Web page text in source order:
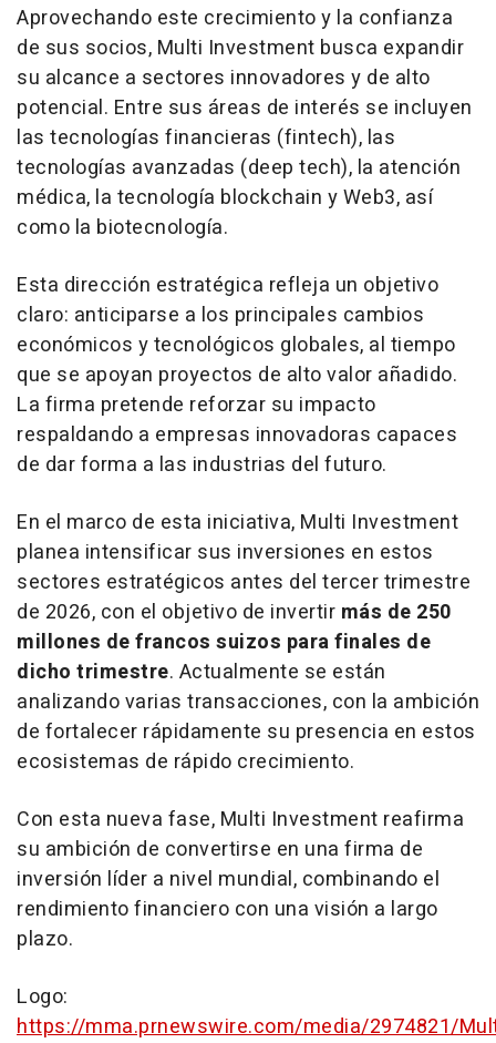
Aprovechando este crecimiento y la confianza
de sus socios, Multi Investment busca expandir
su alcance a sectores innovadores y de alto
potencial. Entre sus áreas de interés se incluyen
las tecnologías financieras (fintech), las
tecnologías avanzadas (deep tech), la atención
médica, la tecnología blockchain y Web3, así
como la biotecnología.
Esta dirección estratégica refleja un objetivo
claro: anticiparse a los principales cambios
económicos y tecnológicos globales, al tiempo
que se apoyan proyectos de alto valor añadido.
La firma pretende reforzar su impacto
respaldando a empresas innovadoras capaces
de dar forma a las industrias del futuro.
En el marco de esta iniciativa, Multi Investment
planea intensificar sus inversiones en estos
sectores estratégicos antes del tercer trimestre
de 2026, con el objetivo de invertir más de 250
millones de francos suizos para finales de
dicho trimestre. Actualmente se están
analizando varias transacciones, con la ambición
de fortalecer rápidamente su presencia en estos
ecosistemas de rápido crecimiento.
Con esta nueva fase, Multi Investment reafirma
su ambición de convertirse en una firma de
inversión líder a nivel mundial, combinando el
rendimiento financiero con una visión a largo
plazo.
Logo:
https://mma.prnewswire.com/media/2974821/